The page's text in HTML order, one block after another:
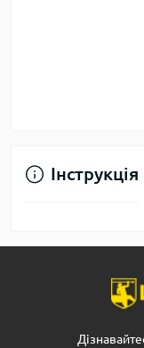
Інструкція